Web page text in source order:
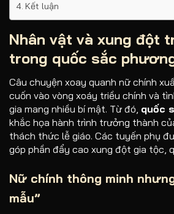
Kết luận
Nhân vật và xung đột
trong quốc sắc
Câu chuyện xoay quanh nữ chính
cuốn vào vòng xoáy triều chính và
gia mang nhiều bí mật. Từ đó, quốc
khắc họa hành trình trưởng thành
thách thức lễ giáo. Các tuyến phụ
góp phần đẩy cao xung đột gia tộc,
Nữ chính thông minh
mẫu”